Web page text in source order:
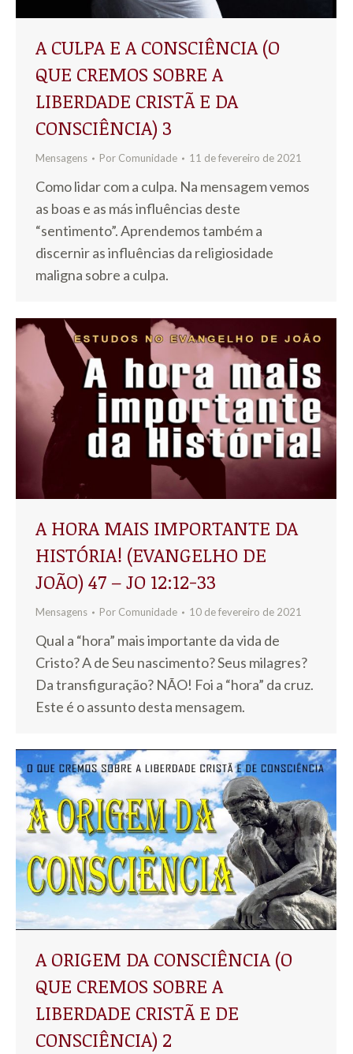
A CULPA E A CONSCIÊNCIA (O
QUE CREMOS SOBRE A
LIBERDADE CRISTÃ E DA
CONSCIÊNCIA) 3
Mensagens Por Comunidade 11 de fevereiro de 2021
Como lidar com a culpa. Na mensagem vemos
as boas e as más influências deste
“sentimento”. Aprendemos também a
discernir as influências da religiosidade
maligna sobre a culpa.
A HORA MAIS IMPORTANTE DA
HISTÓRIA! (EVANGELHO DE
JOÃO) 47 – JO 12:12-33
Mensagens Por Comunidade 10 de fevereiro de 2021
Qual a “hora” mais importante da vida de
Cristo? A de Seu nascimento? Seus milagres?
Da transfiguração? NÃO! Foi a “hora” da cruz.
Este é o assunto desta mensagem.
A ORIGEM DA CONSCIÊNCIA (O
QUE CREMOS SOBRE A
LIBERDADE CRISTÃ E DE
CONSCIÊNCIA) 2